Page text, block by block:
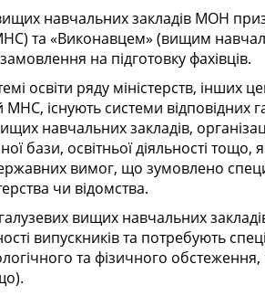
навчальних закладів МОН
та «Виконавцем» (вищим
на підготовку фахівців.
освіти ряду міністерств, інших
МНС, існують системи відповідних
навчальних закладів,
бази, освітньої діяльності
вимог, що зумовлено
чи відомства.
вищих навчальних
випускників та потребують
та фізичного обстеження,